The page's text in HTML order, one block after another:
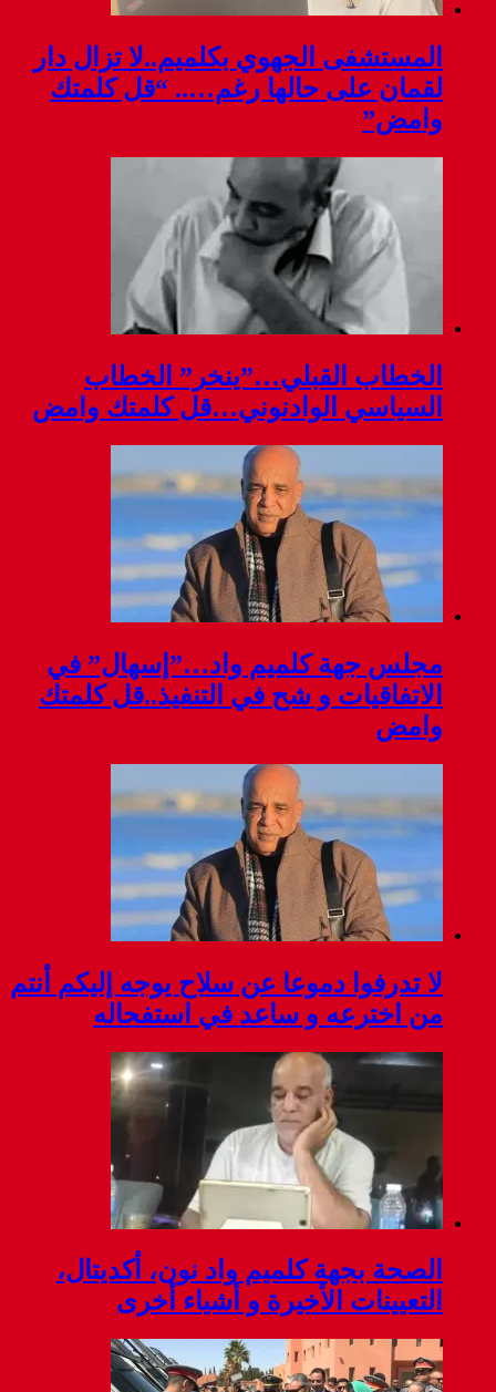
المستشفى الجهوي بكلميم..لا تزال دار
لقمان على حالها رغم….. “قل كلمتك
وامض”
الخطاب القبلي…”ينخر” الخطاب
السياسي الوادنوني…قل كلمتك وامض
مجلس جهة كلميم واد…”إسهال” في
الاتفاقيات و شح في التنفيذ..قل كلمتك
وامض
لا تدرفوا دموعا عن سلاح يوجه إليكم أنتم
من اخترعه و ساعد في استفحاله
الصحة بجهة كلميم واد نون، أكديتال،
التعيينات الأخيرة و أشياء أخرى